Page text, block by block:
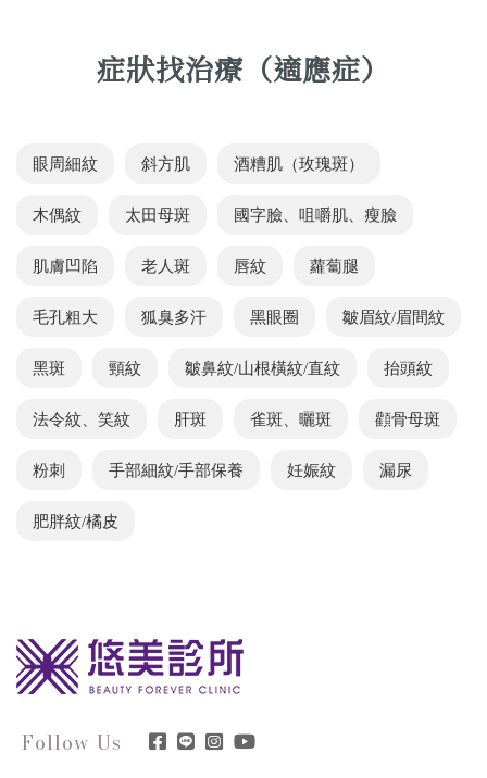
症狀找治療（適應症）
眼周細紋 斜方肌 酒糟肌（玫瑰斑）
木偶紋 太田母斑 國字臉、咀嚼肌、瘦臉
肌膚凹陷 老人斑 唇紋 蘿蔔腿
毛孔粗大 狐臭多汗 黑眼圈 皺眉紋/眉間紋
黑斑 頸紋 皺鼻紋/山根橫紋/直紋 抬頭紋
法令紋、笑紋 肝斑 雀斑、曬斑 顴骨母斑
粉刺 手部細紋/手部保養 妊娠紋 漏尿
肥胖紋/橘皮
Follow Us